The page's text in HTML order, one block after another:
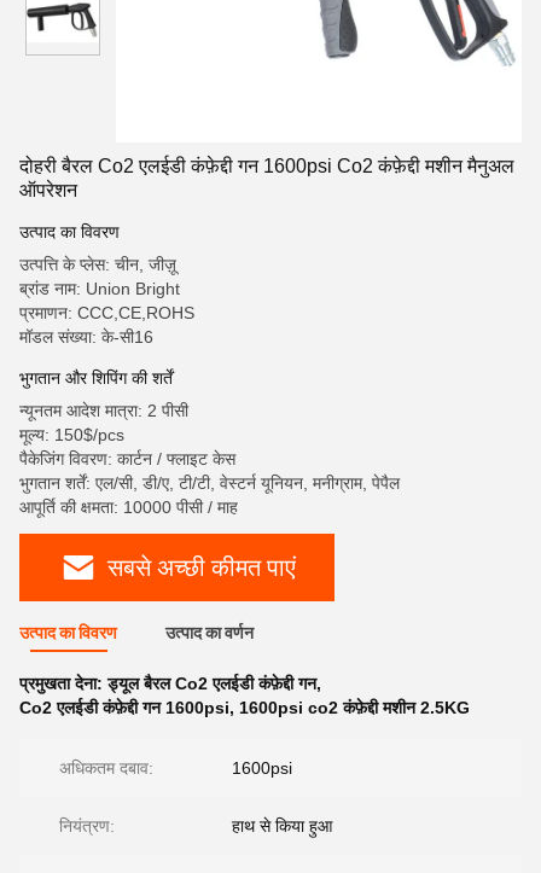
दोहरी बैरल Co2 एलईडी कंफ़ेद्दी गन 1600psi Co2 कंफ़ेद्दी मशीन मैनुअल
ऑपरेशन
उत्पाद का विवरण
उत्पत्ति के प्लेस: चीन, जीज़ू
ब्रांड नाम: Union Bright
प्रमाणन: CCC,CE,ROHS
मॉडल संख्या: के-सी16
भुगतान और शिपिंग की शर्तें
न्यूनतम आदेश मात्रा: 2 पीसी
मूल्य: 150$/pcs
पैकेजिंग विवरण: कार्टन / फ्लाइट केस
भुगतान शर्तें: एल/सी, डी/ए, टी/टी, वेस्टर्न यूनियन, मनीग्राम, पेपैल
आपूर्ति की क्षमता: 10000 पीसी / माह
सबसे अच्छी कीमत पाएं
उत्पाद का विवरण उत्पाद का वर्णन
प्रमुखता देना:ड्यूल बैरल Co2 एलईडी कंफ़ेद्दी गन,
Co2 एलईडी कंफ़ेद्दी गन 1600psi, 1600psi co2 कंफ़ेद्दी मशीन 2.5KG
अधिकतम दबाव: 1600psi
नियंत्रण: हाथ से किया हुआ